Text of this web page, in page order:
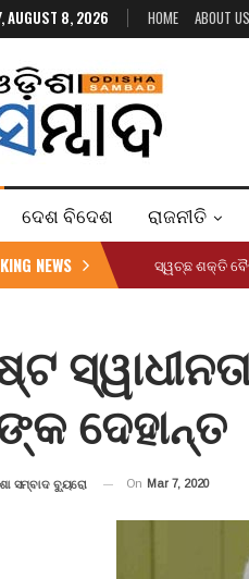
AUGUST 8, 2026 HOME ABOUT US
ଦେଶ ବିଦେଶ ରାଜନୀତି
NEWS ସ୍ୱଚ୍ଛ ଶକ୍ତି
ଦେହାନ୍ତ
ସମ୍ବାଦ ବ୍ୟୁରୋ On Mar 7, 2020